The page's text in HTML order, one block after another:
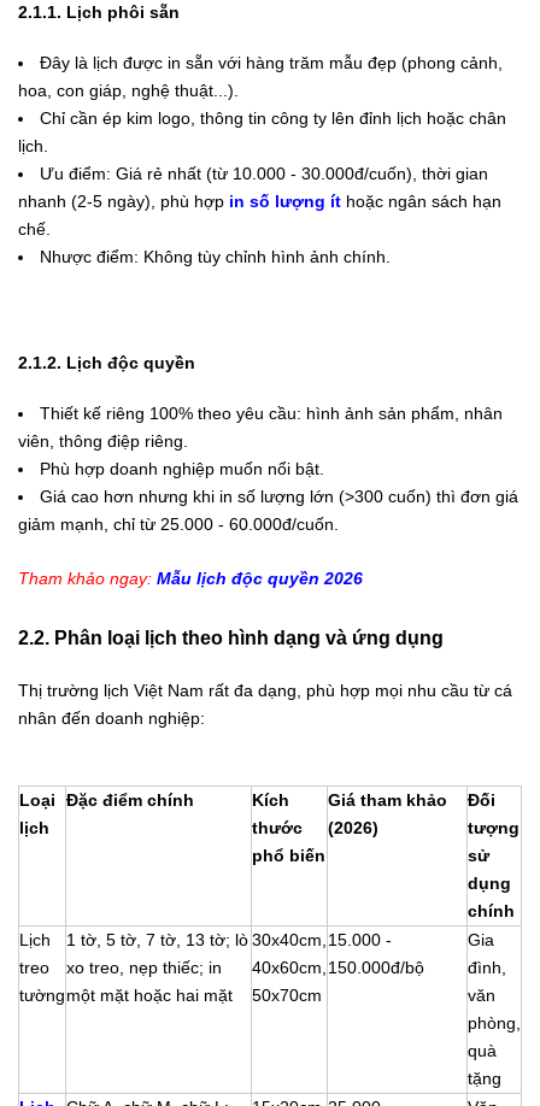
2.1.1. Lịch phôi sẵn
Đây là lịch được in sẵn với hàng trăm mẫu đẹp (phong cảnh,
hoa, con giáp, nghệ thuật...).
Chỉ cần ép kim logo, thông tin công ty lên đỉnh lịch hoặc chân
lịch.
Ưu điểm: Giá rẻ nhất (từ 10.000 - 30.000đ/cuốn), thời gian
nhanh (2-5 ngày), phù hợp in số lượng ít hoặc ngân sách hạn
chế.
Nhược điểm: Không tùy chỉnh hình ảnh chính.
2.1.2. Lịch độc quyền
Thiết kế riêng 100% theo yêu cầu: hình ảnh sản phẩm, nhân
viên, thông điệp riêng.
Phù hợp doanh nghiệp muốn nổi bật.
Giá cao hơn nhưng khi in số lượng lớn (>300 cuốn) thì đơn giá
giảm mạnh, chỉ từ 25.000 - 60.000đ/cuốn.
Tham khảo ngay: Mẫu lịch độc quyền 2026
2.2. Phân loại lịch theo hình dạng và ứng dụng
Thị trường lịch Việt Nam rất đa dạng, phù hợp mọi nhu cầu từ cá
nhân đến doanh nghiệp:
Loại
lịch
Đặc điểm chính
Kích
thước
phổ biến
Giá tham khảo
(2026)
Đối
tượng
sử
dụng
chính
Lịch
treo
tường
1 tờ, 5 tờ, 7 tờ, 13 tờ; lò
xo treo, nẹp thiếc; in
một mặt hoặc hai mặt
30x40cm,
40x60cm,
50x70cm
15.000 -
150.000đ/bộ
Gia
đình,
văn
phòng,
quà
tặng